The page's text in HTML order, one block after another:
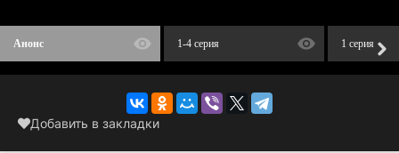
Анонс 1-4 серия 1 серия
Добавить в закладки